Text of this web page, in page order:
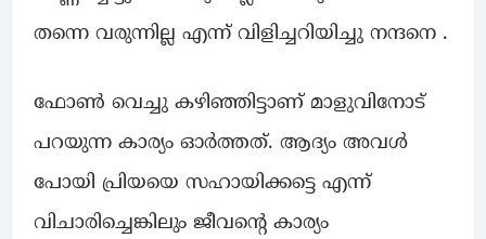
തന്നെ വരുന്നില്ല എന്ന് വിളിച്ചറിയിച്ചു നന്ദനെ .
ഫോൺ വെച്ചു കഴിഞ്ഞിട്ടാണ് മാളുവിനോട്
പറയുന്ന കാര്യം ഓർത്തത്. ആദ്യം അവൾ
പോയി പ്രിയയെ സഹായിക്കട്ടെ എന്ന്
വിചാരിച്ചെങ്കിലും ജീവന്റെ കാര്യം